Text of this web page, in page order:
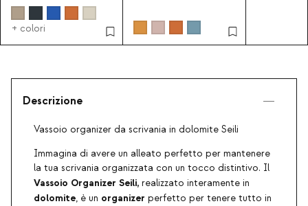
+ colori
Descrizione
Vassoio organizer da scrivania in dolomite Seili
Immagina di avere un alleato perfetto per mantenere
la tua scrivania organizzata con un tocco distintivo. Il
Vassoio Organizer Seili, realizzato interamente in
dolomite, è un organizer perfetto per tenere tutto in